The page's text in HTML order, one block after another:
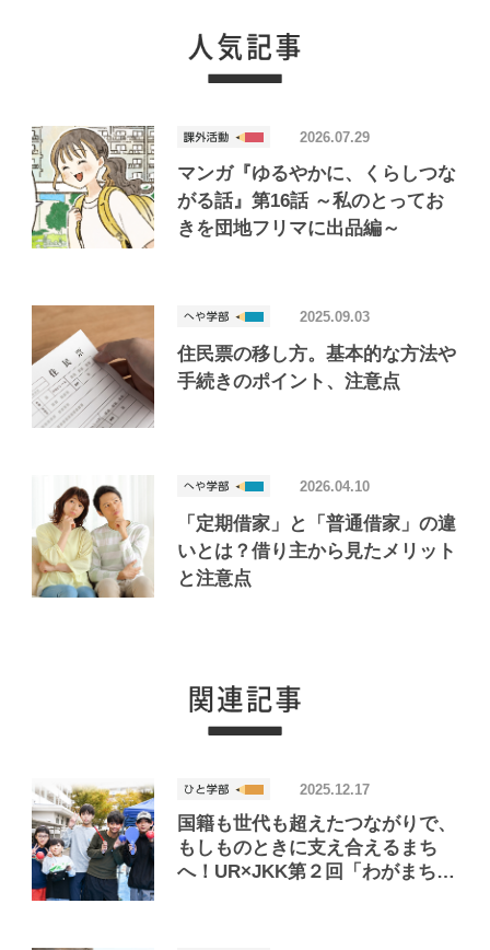
マンガ『ゆるやかに、くらしつな
がる話』第16話 ～私のとってお
きを団地フリマに出品編～
2026.07.29
住民票の移し方。基本的な方法や
手続きのポイント、注意点
2025.09.03
「定期借家」と「普通借家」の違
いとは？借り主から見たメリット
と注意点
2026.04.10
国籍も世代も超えたつながりで、
もしものときに支え合えるまち
へ！UR×JKK第２回「わがまち清
2025.12.17